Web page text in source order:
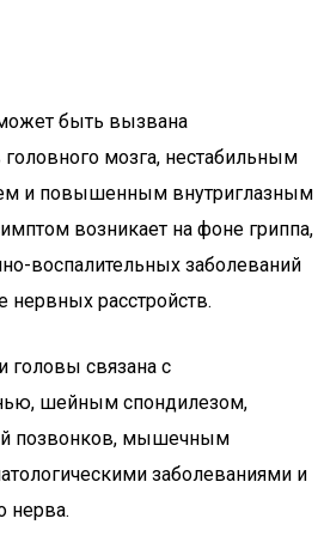
быть вызвана
мозга, нестабильным
и повышенным внутриглазным
возникает на фоне гриппа,
воспалительных заболеваний
нервных расстройств.
головы связана с
шейным спондилезом,
позвонков, мышечным
заболеваниями и
нерва.